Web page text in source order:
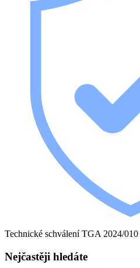
Technické schválení TGA 2024/
Nejčastěji hledáte